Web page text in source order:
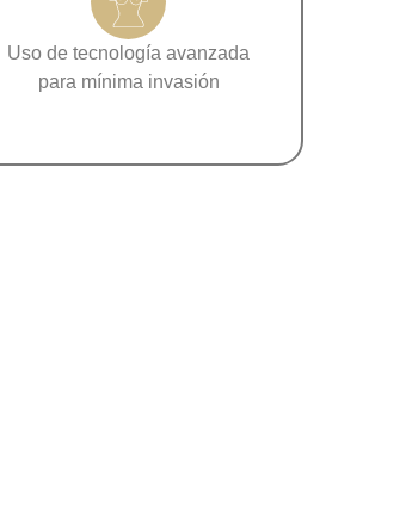
Uso de tecnología avanzada
para mínima invasión